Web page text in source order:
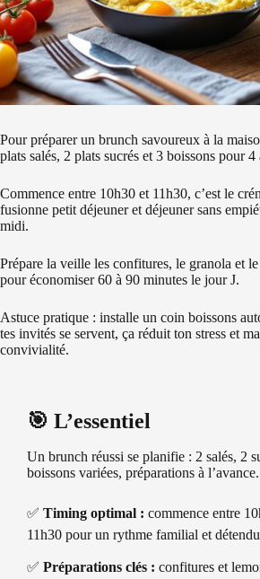
Pour préparer un brunch savoureux à la
plats salés, 2 plats sucrés et 3 boissons pour 4
Commence entre 10h30 et 11h30, c’est le
fusionne petit déjeuner et déjeuner sans
midi.
Prépare la veille les confitures, le granola et
pour économiser 60 à 90 minutes le jour J.
Astuce pratique : installe un coin boissons
tes invités se servent, ça réduit ton stress et
convivialité.
🎯 L’essentiel
Un brunch réussi se planifie : 2 salés, 2
boissons variées, préparations à l’avance.
✅ Timing optimal : commence entre
11h30 pour un rythme familial et détendu
✅ Préparations clés : confitures et